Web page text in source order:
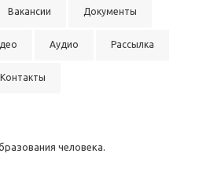
Вакансии Документы
Аудио Рассылка
Контакты
человека.